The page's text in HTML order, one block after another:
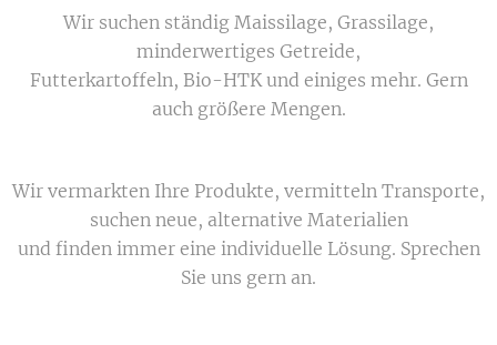
Wir suchen ständig Maissilage, Grassilage,
minderwertiges Getreide,
Futterkartoffeln, Bio-HTK und einiges mehr. Gern
auch größere Mengen.
Wir vermarkten Ihre Produkte, vermitteln Transporte,
suchen neue, alternative Materialien
und finden immer eine individuelle Lösung. Sprechen
Sie uns gern an.